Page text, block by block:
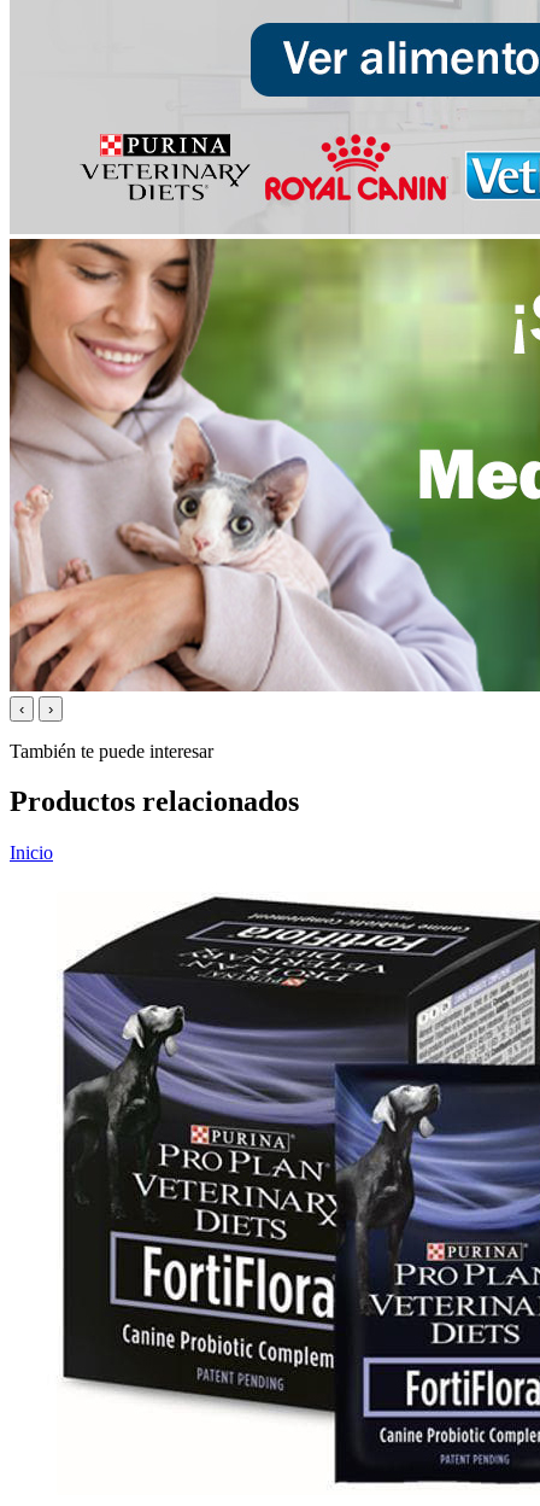
‹ ›
También te puede interesar
Productos relacionados
Inicio